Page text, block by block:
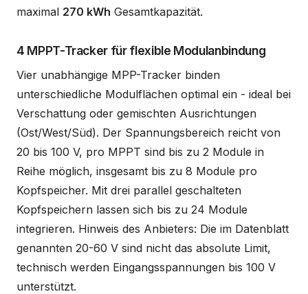
maximal 270 kWh Gesamtkapazität.
4 MPPT-Tracker für flexible Modulanbindung
Vier unabhängige MPP-Tracker binden
unterschiedliche Modulflächen optimal ein - ideal bei
Verschattung oder gemischten Ausrichtungen
(Ost/West/Süd). Der Spannungsbereich reicht von
20 bis 100 V, pro MPPT sind bis zu 2 Module in
Reihe möglich, insgesamt bis zu 8 Module pro
Kopfspeicher. Mit drei parallel geschalteten
Kopfspeichern lassen sich bis zu 24 Module
integrieren. Hinweis des Anbieters: Die im Datenblatt
genannten 20-60 V sind nicht das absolute Limit,
technisch werden Eingangsspannungen bis 100 V
unterstützt.